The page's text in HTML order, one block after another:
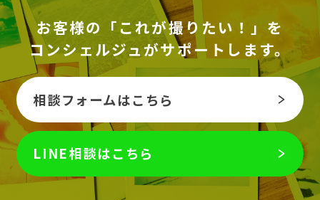
お客様の「これが撮りたい！」を
コンシェルジュがサポートします。
相談フォームはこちら
LINE相談はこちら